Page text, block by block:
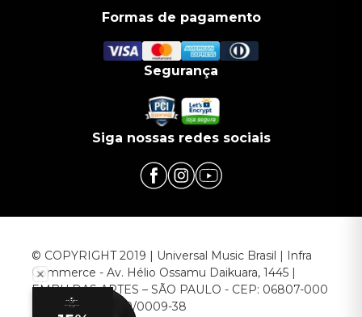
Formas de pagamento
Segurança
Siga nossas redes sociais
© COPYRIGHT 2019 | Universal Music Brasil | Infra
Commerce - Av. Hélio Ossamu Daikuara, 1445 |
EMBU DAS ARTES – SÃO PAULO - CEP: 06807-000
CNPJ: 00.952.789/0009-38